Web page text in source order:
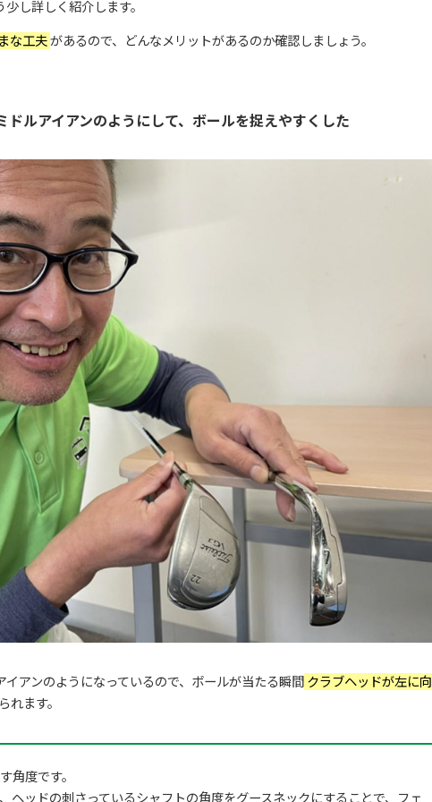
し詳しく紹介します。
な工夫があるので、どんなメリットがあるのか確認しましょう。
ドルアイアンのようにして、ボールを捉えやすくした
アンのようになっているので、ボールが当たる瞬間 クラブヘッドが左に向
れます。
角度です。
ヘッドの刺さっているシャフトの角度をグースネックにすることで、フェ